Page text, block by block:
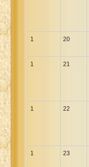
1 20
1 21
1 22
1 23